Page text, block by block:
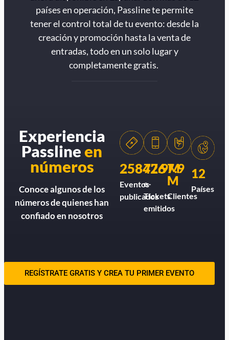
países en operación, Passline te permite
tener el control total de tu evento: desde la
creación y promoción hasta la venta de
entradas, todo en un solo lugar y
completamente gratis.
Experiencia
Passlineen
números
Conoce algunos de los
números de quienes han
confiado en nosotros
258426
Eventos
publicados
77.9M
e-
Tickets
emitidos
7.9
M
Clientes
12
Países
REGÍSTRATE GRATIS Y CREA TU PRIMER EVENTO